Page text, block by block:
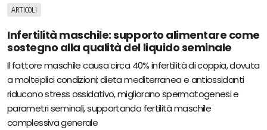
ARTICOLI
Infertilità maschile: supporto alimentare come
sostegno alla qualità del liquido seminale
Il fattore maschile causa circa 40% infertilità di coppia, dovuta
a molteplici condizioni; dieta mediterranea e antiossidanti
riducono stress ossidativo, migliorano spermatogenesi e
parametri seminali, supportando fertilità maschile
complessiva generale